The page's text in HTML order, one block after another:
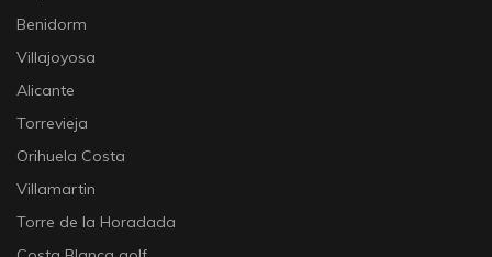
Benidorm
Villajoyosa
Alicante
Torrevieja
Orihuela Costa
Villamartin
Torre de la Horadada